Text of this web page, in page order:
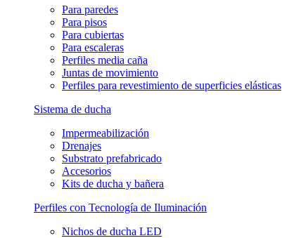
Para paredes
Para pisos
Para cubiertas
Para escaleras
Perfiles media caña
Juntas de movimiento
Perfiles para revestimiento de superficies elásticas
Sistema de ducha
Impermeabilización
Drenajes
Substrato prefabricado
Accesorios
Kits de ducha y bañera
Perfiles con Tecnología de Iluminación
Nichos de ducha LED